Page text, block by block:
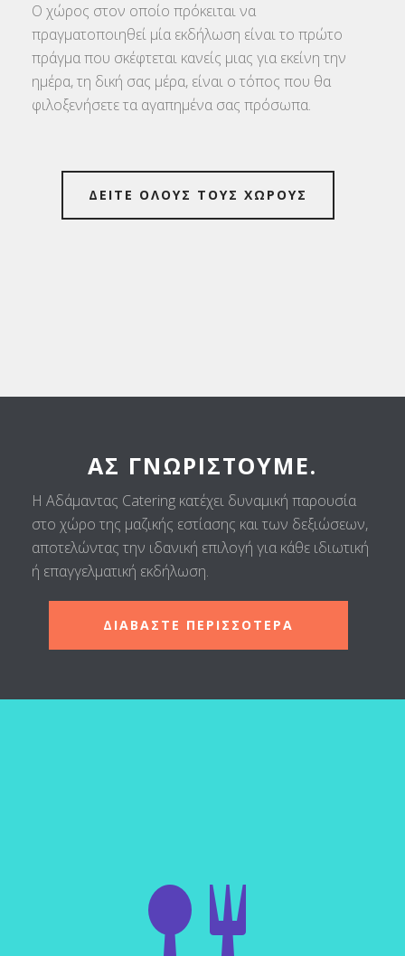
Ο χώρος στον οποίο πρόκειται να
πραγματοποιηθεί μία εκδήλωση είναι το πρώτο
πράγμα που σκέφτεται κανείς μιας για εκείνη την
ημέρα, τη δική σας μέρα, είναι ο τόπος που θα
φιλοξενήσετε τα αγαπημένα σας πρόσωπα.
ΔΕΙΤΕ ΟΛΟΥΣ ΤΟΥΣ ΧΩΡΟΥΣ
ΑΣ ΓΝΩΡΙΣΤΟΎΜΕ.
Η Αδάμαντας Catering κατέχει δυναμική παρουσία
στο χώρο της μαζικής εστίασης και των δεξιώσεων,
αποτελώντας την ιδανική επιλογή για κάθε ιδιωτική
ή επαγγελματική εκδήλωση.
ΔΙΑΒΑΣΤΕ ΠΕΡΙΣΣΟΤΕΡΑ